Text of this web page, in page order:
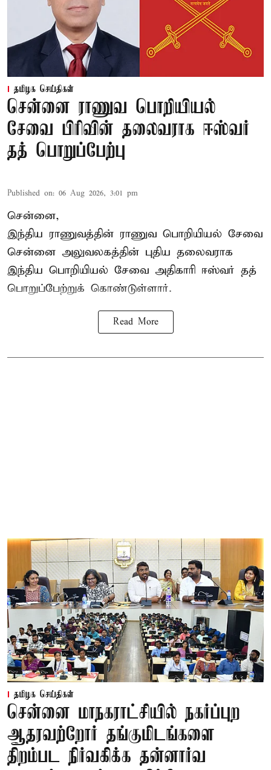
தமிழக செய்திகள்
சென்னை ராணுவ பொறியியல்
சேவை பிரிவின் தலைவராக ஈஸ்வர்
தத் பொறுப்பேற்பு
Published on: 06 Aug 2026, 3:01 pm
சென்னை,
இந்திய ராணுவத்தின் ராணுவ பொறியியல் சேவை
சென்னை அலுவலகத்தின் புதிய தலைவராக
இந்திய பொறியியல் சேவை அதிகாரி ஈஸ்வர் தத்
பொறுப்பேற்றுக் கொண்டுள்ளார்.
Read More
தமிழக செய்திகள்
சென்னை மாநகராட்சியில் நகர்ப்புற
ஆதரவற்றோர் தங்குமிடங்களை
திறம்பட நிர்வகிக்க தன்னார்வ